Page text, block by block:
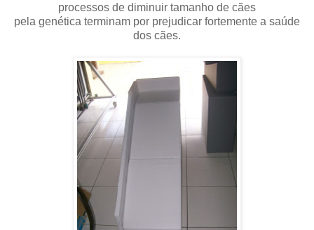
processos de diminuir tamanho de cães
pela genética terminam por prejudicar fortemente a saúde
dos cães.